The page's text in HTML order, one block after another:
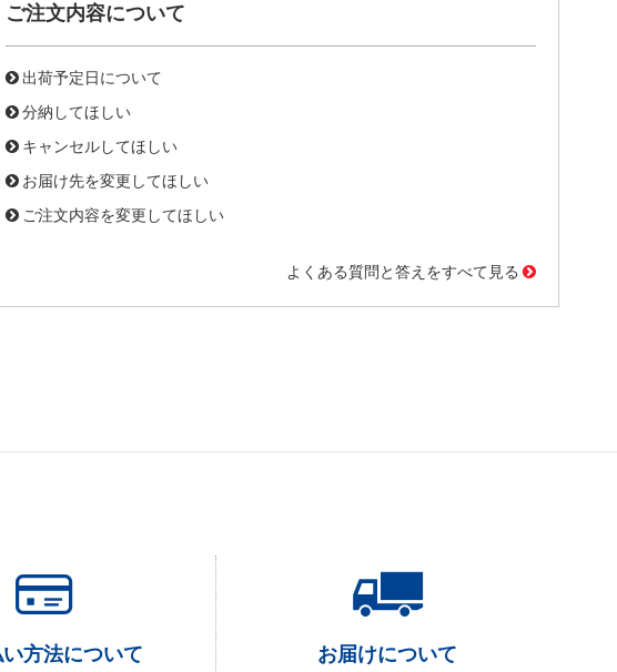
ご注文内容について
出荷予定日について
分納してほしい
キャンセルしてほしい
お届け先を変更してほしい
ご注文内容を変更してほしい
よくある質問と答えをすべて見る
方法について お届けについて